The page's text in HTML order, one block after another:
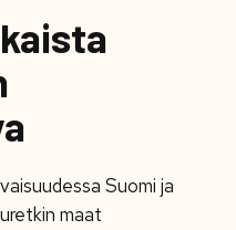
Suomi ja
maat